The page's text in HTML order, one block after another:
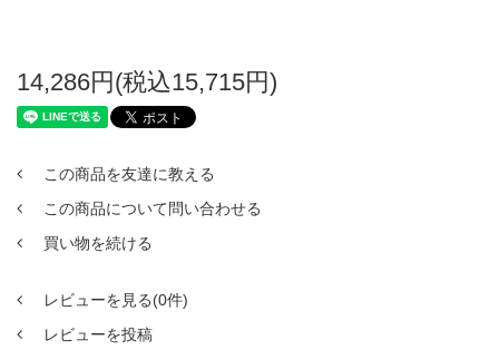
14,286円(税込15,715円)
この商品を友達に教える
この商品について問い合わせる
買い物を続ける
レビューを見る(0件)
レビューを投稿